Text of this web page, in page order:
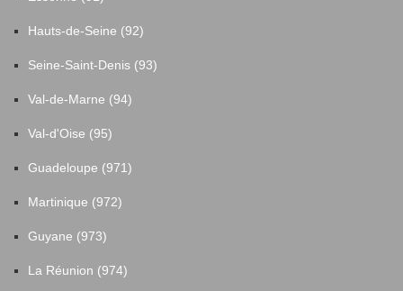
Hauts-de-Seine (92)
Seine-Saint-Denis (93)
Val-de-Marne (94)
Val-d'Oise (95)
Guadeloupe (971)
Martinique (972)
Guyane (973)
La Réunion (974)